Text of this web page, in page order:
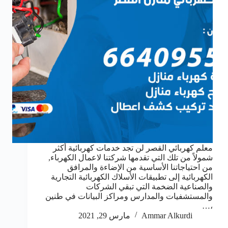
معلم كهربائي القصر لن تجد خدمات كهربائية أكثر
شمولاً من تلك التي تقدمها شركتنا لاعمال الكهرباء,
من احتياجاتنا الأساسية من الإضاءة والمرافق
الكهربائية إلى تطبيقات الأسلاك الكهربائية التجارية
والصناعية الضخمة التي تبقي الشركات
والمستشفيات والمدارس ومراكز البيانات في طنين
،…
Ammar Alkurdi
مارس 29, 2021